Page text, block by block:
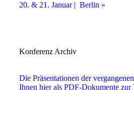
20. & 21. Januar | Berlin »
Konferenz Archiv
Die Präsentationen der
Ihnen hier als PDF-Dokumente zur